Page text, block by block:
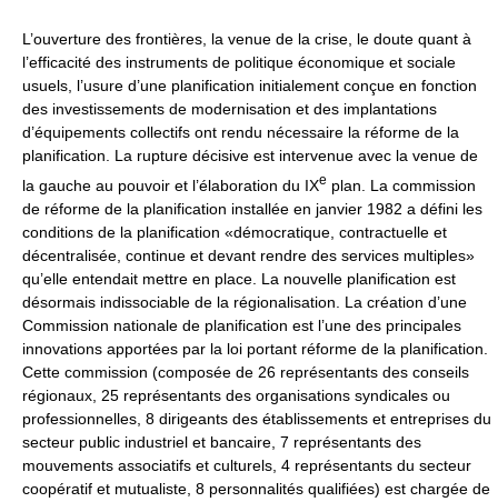
L’ouverture des frontières, la venue de la crise, le doute quant à
l’efficacité des instruments de politique économique et sociale
usuels, l’usure d’une planification initialement conçue en fonction
des investissements de modernisation et des implantations
d’équipements collectifs ont rendu nécessaire la réforme de la
planification. La rupture décisive est intervenue avec la venue de
la gauche au pouvoir et l’élaboration du IXe plan. La commission
de réforme de la planification installée en janvier 1982 a défini les
conditions de la planification «démocratique, contractuelle et
décentralisée, continue et devant rendre des services multiples»
qu’elle entendait mettre en place. La nouvelle planification est
désormais indissociable de la régionalisation. La création d’une
Commission nationale de planification est l’une des principales
innovations apportées par la loi portant réforme de la planification.
Cette commission (composée de 26 représentants des conseils
régionaux, 25 représentants des organisations syndicales ou
professionnelles, 8 dirigeants des établissements et entreprises du
secteur public industriel et bancaire, 7 représentants des
mouvements associatifs et culturels, 4 représentants du secteur
coopératif et mutualiste, 8 personnalités qualifiées) est chargée de